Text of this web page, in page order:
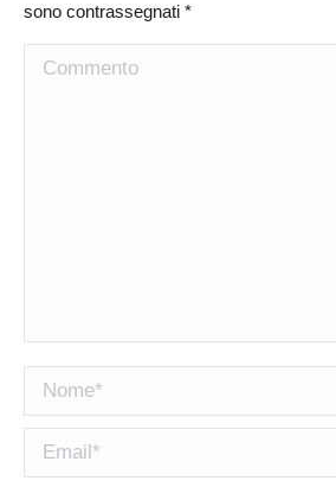
sono contrassegnati *
Commento
Nome *
Email *